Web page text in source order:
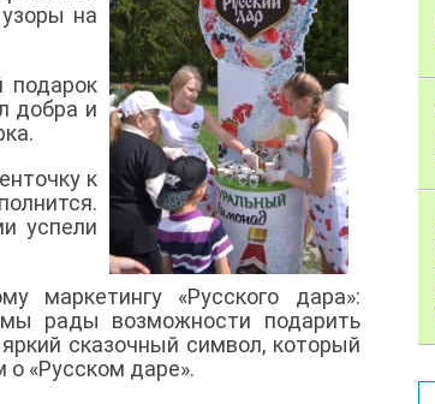
на
подарок
добра и
к
успели
маркетингу «Русского дара»:
рады возможности подарить
сказочный символ, который
«Русском даре».